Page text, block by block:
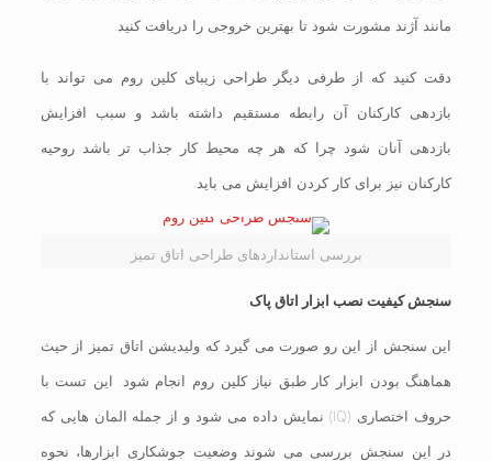
مانند آژند مشورت شود تا بهترین خروجی را دریافت کنید.
دقت کنید که از طرفی دیگر طراحی زیبای کلین روم می تواند با
بازدهی کارکنان آن رابطه مستقیم داشته باشد و سبب افزایش
بازدهی آنان شود چرا که هر چه محیط کار جذاب تر باشد روحیه
کارکنان نیز برای کار کردن افزایش می باید.
بررسی استانداردهای طراحی اتاق تمیز
سنجش کیفیت نصب ابزار اتاق پاک
این سنجش از این رو صورت می گیرد که ولیدیشن اتاق تمیز از حیث
هماهنگ بودن ابزار کار طبق نیاز کلین روم انجام شود. این تست با
حروف اختصاری (IQ) نمایش داده می شود و از جمله المان هایی که
در این سنجش بررسی می شوند وضعیت جوشکاری ابزارها، نحوه